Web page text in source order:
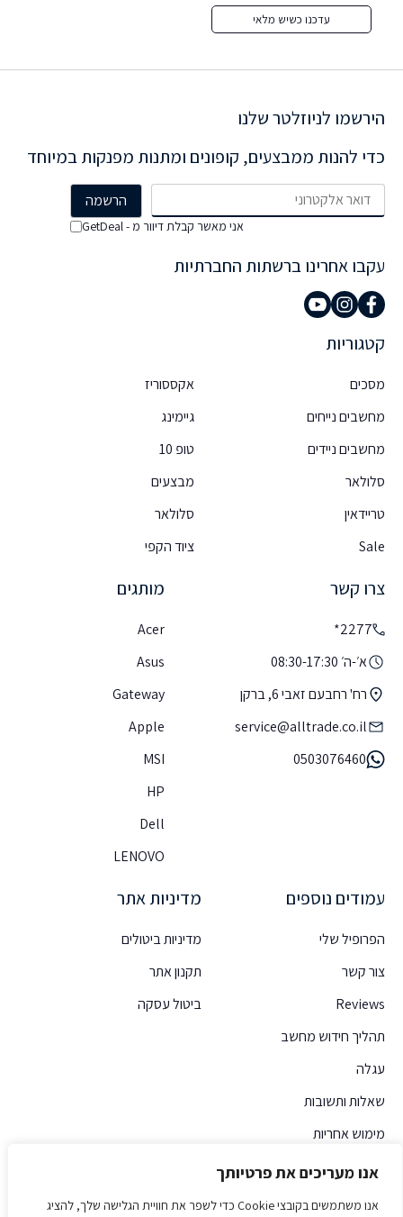
אנו מעריכים את פרטיותך
אנו משתמשים בקובצי Cookie כדי לשפר את חוויית הגלישה שלך, להציג
עדכנו כשיש מלאי
קטגוריות
מסכים
מחשבים נייחים
מחשבים ניידים
סלולאר
טריידאין
Sale
אקססוריז
גיימינג
טופ 10
מבצעים
סלולאר
ציוד הקפי
מותגים
Acer
Asus
Gateway
Apple
MSI
HP
Dell
LENOVO
עמודים נוספים
הפרופיל שלי
צור קשר
Reviews
תהליך חידוש מחשב
עגלה
שאלות ותשובות
מימוש אחריות
צרו קשר
2277*
א׳-ה׳ 08:30-17:30
רח' רחבעם זאבי 6, ברקן
service@alltrade.co.il
0503076460
מדיניות אתר
מדיניות ביטולים
תקנון אתר
ביטול עסקה
הירשמו לניוזלטר שלנו
כדי להנות ממבצעים, קופונים ומתנות מפנקות במיוחד
אני מאשר קבלת דיוור מ - GetDeal
עקבו אחרינו ברשתות החברתיות